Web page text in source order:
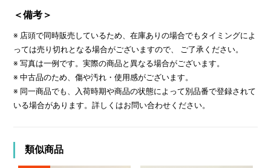
＜備考＞
※ 店頭で同時販売しているため、在庫ありの場合でもタイミングによ
っては売り切れとなる場合がございますので、 ご了承ください。
※ 写真は一例です。実際の商品と異なる場合がございます。
※ 中古品のため、傷や汚れ・使用感がございます。
※ 同一商品でも、入荷時期や商品の状態によって別品番で登録されて
いる場合があります。詳しくはお問い合わせください。
類似商品